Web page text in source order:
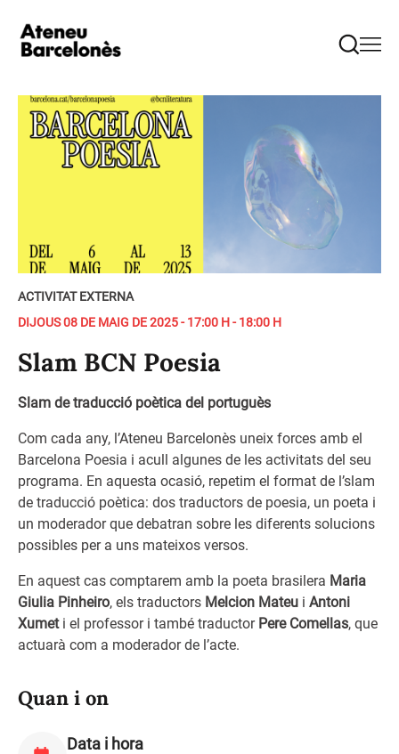
ACTIVITAT EXTERNA
DIJOUS 08 DE MAIG DE 2025 - 17:00 H - 18:00 H
Slam BCN Poesia
Slam de traducció poètica del portuguès
Com cada any, l’Ateneu Barcelonès uneix forces amb el
Barcelona Poesia i acull algunes de les activitats del seu
programa. En aquesta ocasió, repetim el format de l’slam
de traducció poètica: dos traductors de poesia, un poeta i
un moderador que debatran sobre les diferents solucions
possibles per a uns mateixos versos.
En aquest cas comptarem amb la poeta brasilera Maria
Giulia Pinheiro, els traductors Melcion Mateu i Antoni
Xumeti el professor i també traductorPere Comellas, que
actuarà com a moderador de l’acte.
Quan i on
Data i hora